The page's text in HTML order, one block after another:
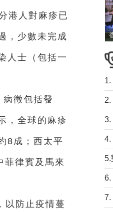
港人對麻疹已
，少數未完成
人士（包括一
徵包括發
，全球的麻疹
8成；西太平
律賓及馬來
以防止疫情蔓